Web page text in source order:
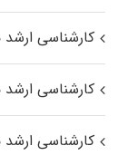
کارشناسی
کارشناسی
کارشناسی